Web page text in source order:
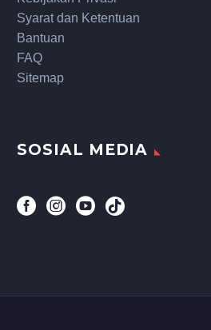
Syarat dan Ketentuan
Bantuan
FAQ
Sitemap
SOSIAL MEDIA